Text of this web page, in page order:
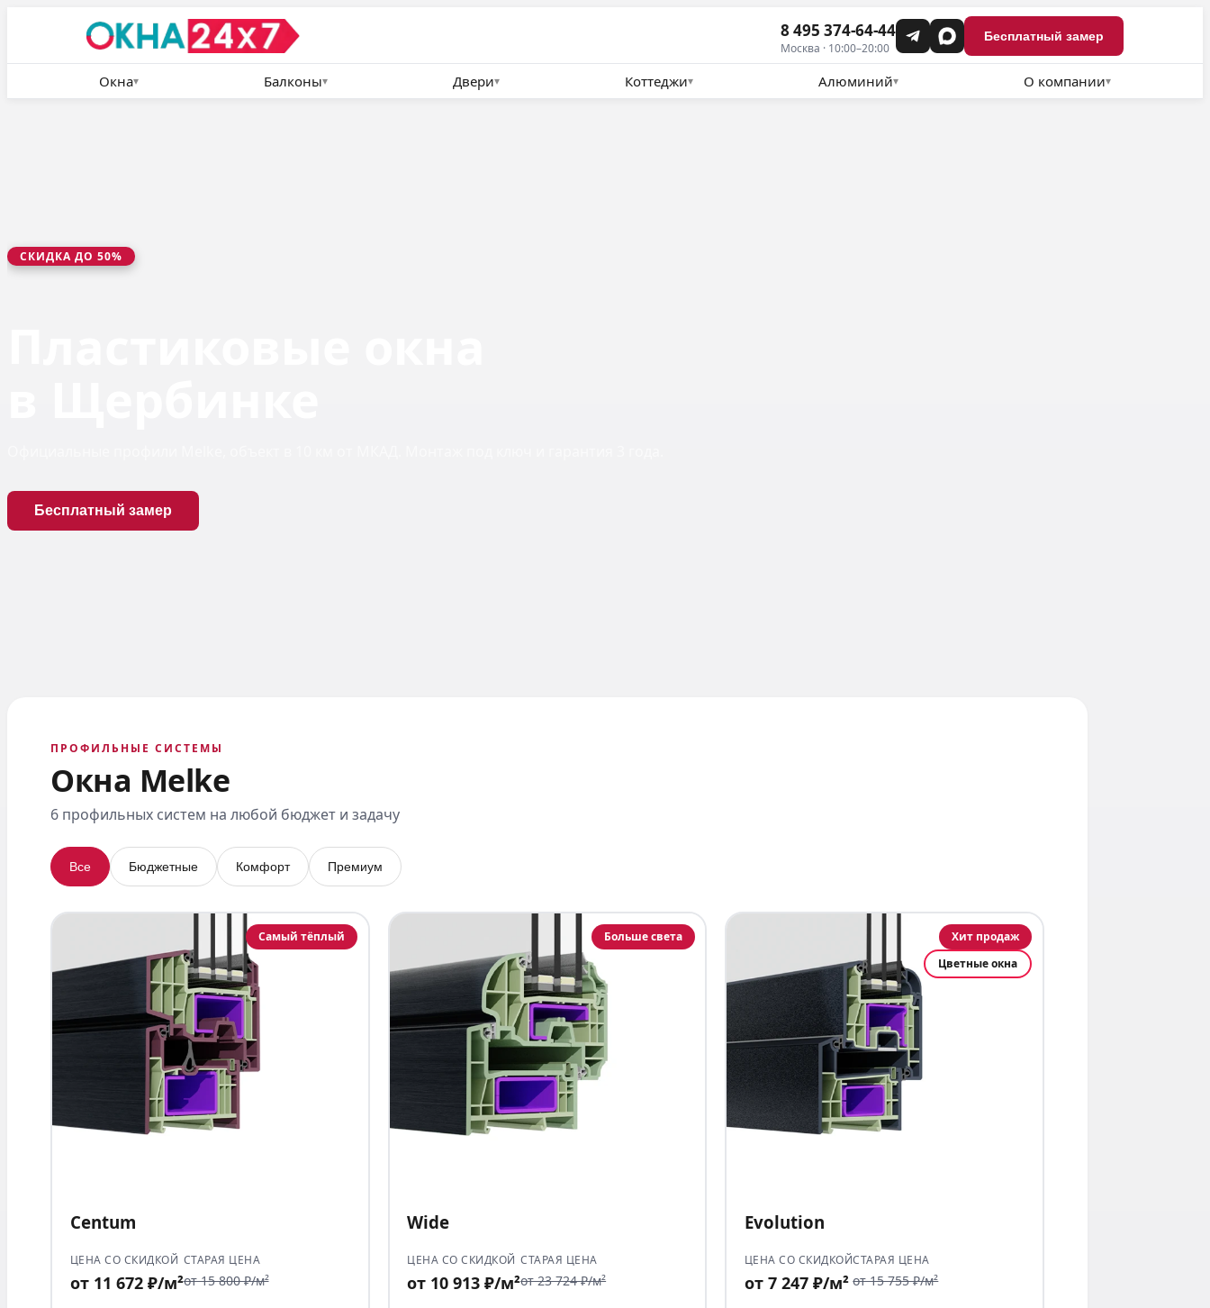
8 495 374-64-44
Москва · 10:00–20:00
Бесплатный замер
Окна▾ Балконы▾ Двери▾ Коттеджи▾ Алюминий▾ О компании▾
СКИДКА ДО 50%
Бесплатный замер
ПРОФИЛЬНЫЕ СИСТЕМЫ
Окна Melke
6 профильных систем на любой бюджет и задачу
Все Бюджетные Комфорт Премиум
Самый тёплый
Centum
ЦЕНА СО СКИДКОЙ
от 11 672 ₽/м²
СТАРАЯ ЦЕНА
от 15 800 ₽/м²
Больше света
Wide
ЦЕНА СО СКИДКОЙ
от 10 913 ₽/м²
СТАРАЯ ЦЕНА
от 23 724 ₽/м²
Хит продаж
Цветные окна
Evolution
ЦЕНА СО СКИДКОЙ
от 7 247 ₽/м²
СТАРАЯ ЦЕНА
от 15 755 ₽/м²